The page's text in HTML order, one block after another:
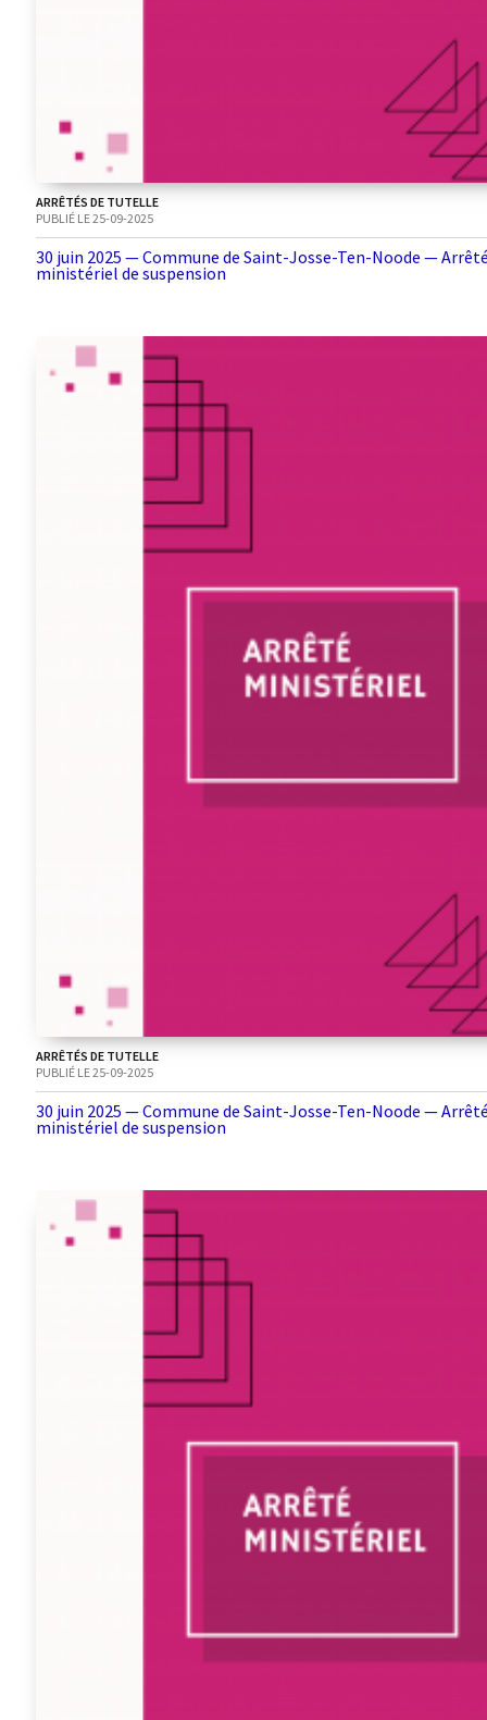
ARRÊTÉS DE TUTELLE
PUBLIÉ LE 25-09-2025
30 juin 2025 — Commune de Saint-Josse-Ten-Noode —
ministériel de suspension
ARRÊTÉS DE TUTELLE
PUBLIÉ LE 25-09-2025
30 juin 2025 — Commune de Saint-Josse-Ten-Noode —
ministériel de suspension